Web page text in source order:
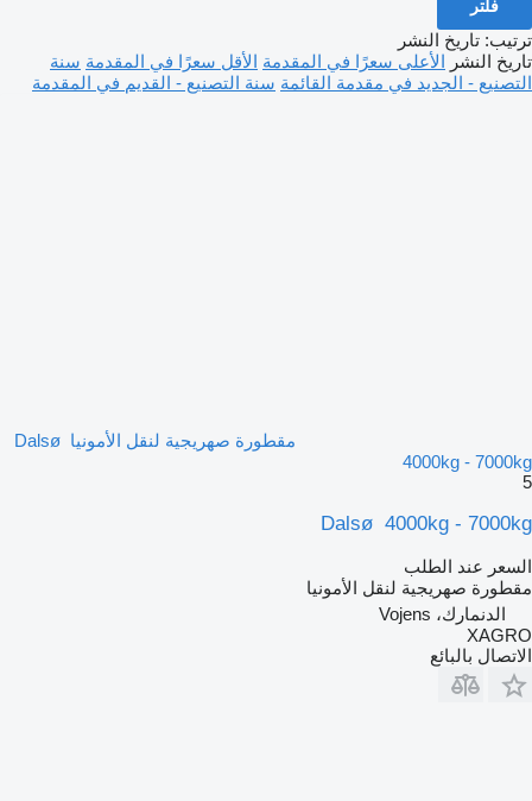
فلتر
ترتيب: تاريخ النشر
تاريخ النشر الأعلى سعرًا في المقدمة الأقل سعرًا في المقدمة سنة
التصنيع - الجديد في مقدمة القائمة سنة التصنيع - القديم في المقدمة
مقطورة صهريجية لنقل الأمونيا Dalsø
4000kg - 7000kg
5
Dalsø 4000kg - 7000kg
السعر عند الطلب
مقطورة صهريجية لنقل الأمونيا
الدنمارك، Vojens
XAGRO
الاتصال بالبائع